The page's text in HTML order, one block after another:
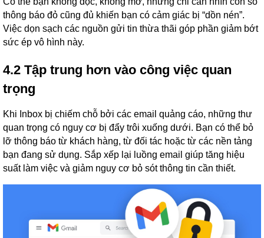
thông báo đỏ cũng đủ khiến bạn có cảm giác bị “dồn nén”.
Việc dọn sạch các nguồn gửi tin thừa thãi góp phần giảm bớt
sức ép vô hình này.
4.2 Tập trung hơn vào công việc quan
trọng
Khi Inbox bị chiếm chỗ bởi các email quảng cáo, những thư
quan trọng có nguy cơ bị đẩy trôi xuống dưới. Bạn có thể bỏ
lỡ thông báo từ khách hàng, từ đối tác hoặc từ các nền tảng
bạn đang sử dụng. Sắp xếp lại luồng email giúp tăng hiệu
suất làm việc và giảm nguy cơ bỏ sót thông tin cần thiết.